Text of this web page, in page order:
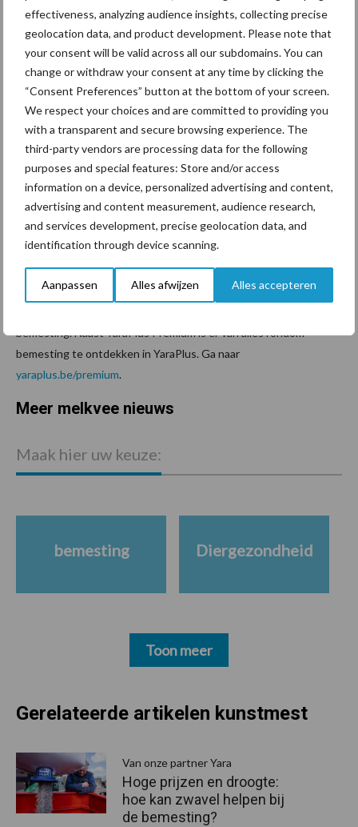
effectiveness, analyzing audience insights, collecting precise
geolocation data, and product development. Please note that
your consent will be valid across all our subdomains. You can
change or withdraw your consent at any time by clicking the
“Consent Preferences” button at the bottom of your screen.
We respect your choices and are committed to providing you
with a transparent and secure browsing experience. The
third-party vendors are processing data for the following
purposes and special features: Store and/or access
information on a device, personalized advertising and content,
advertising and content measurement, audience research,
and services development, precise geolocation data, and
identification through device scanning.
Aanpassen Alles afwijzen Alles accepteren
bepaald door de kwaliteit van de meststoffen. Yara staat
wereldwijd bekend om zijn hoogwaardige meststoffen, handig
verpakt in Big Bags voor behoud van de goede strooi-
eigenschappen. Big Bags maken verder transport, opslag en
voorraadbeheer makkelijker.
5. Haal meer rendement uit uw
aankoop met YaraPlus Premium
Elke ton Yara product levert u extra voordeel in het Yara
bonusprogramma, YaraPlus Premium genaamd. Door de factuur
van uw leverancier te ‘uploaden’ in YaraPlus Premium worden
bonuspunten toegekend aan uw persoonlijke account in
YaraPlus. Daarmee kunt u sparen voor handige tools en
bemesting. Naast YaraPlus Premium is er van alles rondom
bemesting te ontdekken in YaraPlus. Ga naar
yaraplus.be/premium.
Meer melkvee nieuws
Maak hier uw keuze:
bemesting Diergezondheid
Toon meer
Gerelateerde artikelen kunstmest
Van onze partner Yara
Hoge prijzen en droogte:
hoe kan zwavel helpen bij
de bemesting?